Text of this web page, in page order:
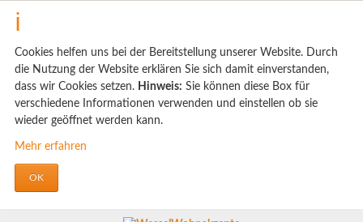
Cookies helfen uns bei der Bereitstellung unserer Website. Durch
die Nutzung der Website erklären Sie sich damit einverstanden,
dass wir Cookies setzen. Hinweis: Sie können diese Box für
verschiedene Informationen verwenden und einstellen ob sie
wieder geöffnet werden kann.
Mehr erfahren
OK